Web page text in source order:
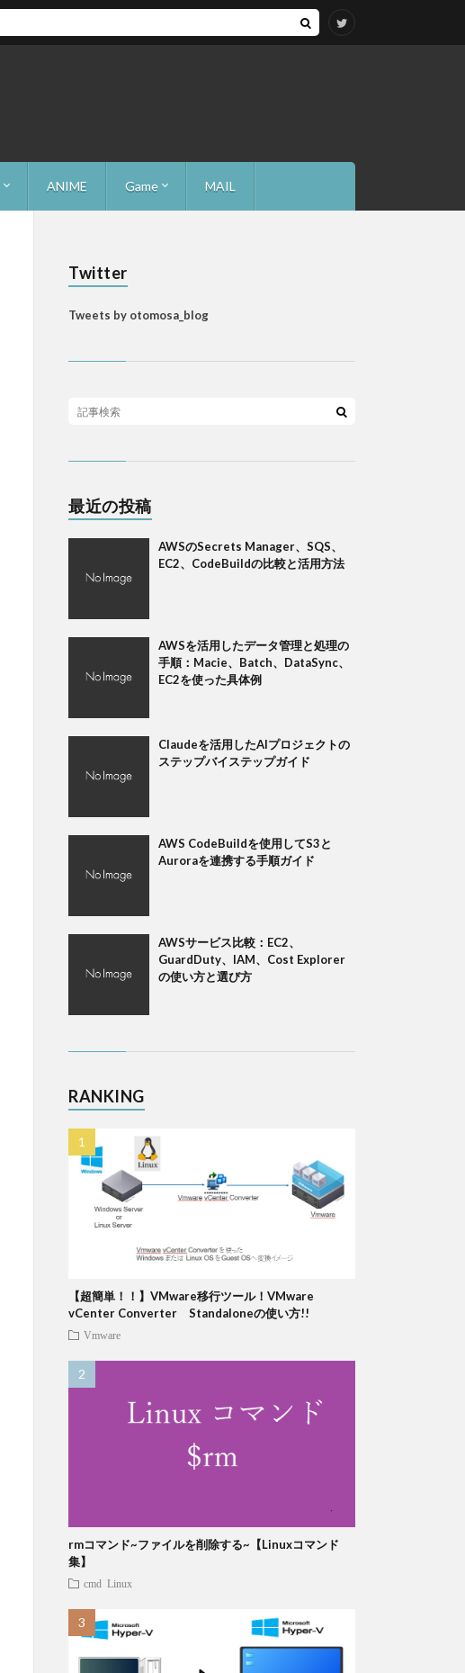
ANIME Game MAIL
Twitter
Tweets by otomosa_blog
最近の投稿
AWSのSecrets Manager、SQS、
EC2、CodeBuildの比較と活用方法
AWSを活用したデータ管理と処理の
手順：Macie、Batch、DataSync、
EC2を使った具体例
Claudeを活用したAIプロジェクトの
ステップバイステップガイド
AWS CodeBuildを使用してS3と
Auroraを連携する手順ガイド
AWSサービス比較：EC2、
GuardDuty、IAM、Cost Explorer
の使い方と選び方
RANKING
【超簡単！！】VMware移行ツール！VMware
vCenter Converter Standaloneの使い方!!
Vmware
rmコマンド~ファイルを削除する~【Linuxコマンド
集】
cmd Linux